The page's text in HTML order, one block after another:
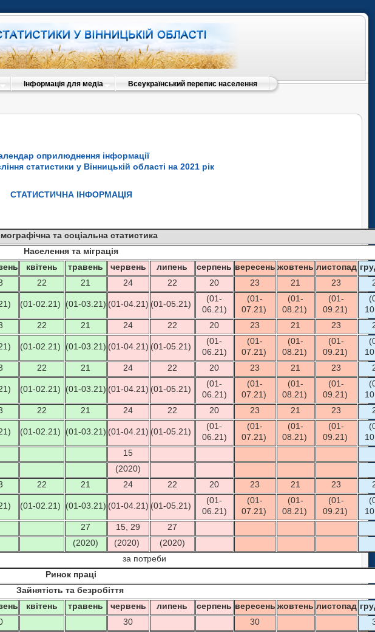
Інформація для медіа Всеукраїнський перепис населення
оприлюднення інформації
статистики у Вінницькій області на 2021 рік
СТАТИСТИЧНА ІНФОРМАЦІЯ
та соціальна статистика
Населення та міграція
квітень травень червень липень серпень вересень жовтень листопад
22 21 24 22 20 23 21 23
(01-02.21) (01-03.21) (01-04.21) (01-05.21)
(01-
06.21)
(01-
07.21)
(01-
08.21)
(01-
09.21)
22 21 24 22 20 23 21 23
(01-02.21) (01-03.21) (01-04.21) (01-05.21)
(01-
06.21)
(01-
07.21)
(01-
08.21)
(01-
09.21)
22 21 24 22 20 23 21 23
(01-02.21) (01-03.21) (01-04.21) (01-05.21)
(01-
06.21)
(01-
07.21)
(01-
08.21)
(01-
09.21)
22 21 24 22 20 23 21 23
(01-02.21) (01-03.21) (01-04.21) (01-05.21)
(01-
06.21)
(01-
07.21)
(01-
08.21)
(01-
09.21)
15
(2020)
22 21 24 22 20 23 21 23
(01-02.21) (01-03.21) (01-04.21) (01-05.21)
(01-
06.21)
(01-
07.21)
(01-
08.21)
(01-
09.21)
27 15, 29
27
(2020)
(2020)
(2020)
за потреби
Ринок праці
Зайнятість та безробіття
квітень травень червень липень серпень вересень жовтень листопад
30 30